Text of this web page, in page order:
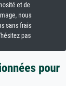
et de
nous
sans frais
pas
pour